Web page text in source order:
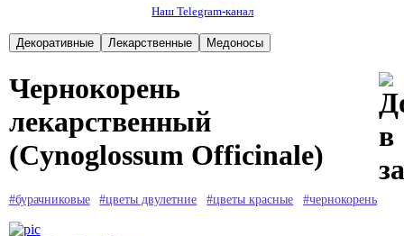
Наш Telegram-канал
Чернокорень
лекарственный
(Cynoglossum Officinale)
#бурачниковые #цветы двулетние #цветы красные #чернокорень